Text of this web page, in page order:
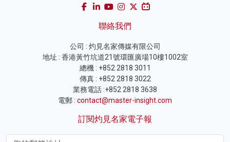
聯絡我們
公司 : 灼見名家傳媒有限公司
地址 : 香港黃竹坑道21號環匯廣場10樓1002室
總機 : +852 2818 3011
傳真 : +852 2818 3022
業務電話 :+852 2818 3638
電郵 : contact@master-insight.com
訂閱灼見名家電子報